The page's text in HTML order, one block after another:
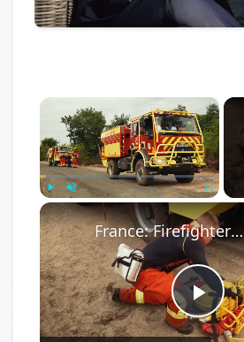
×
Unmute Fullscreen
France: Firefighters continue battling wildfires in France's Gironde region.